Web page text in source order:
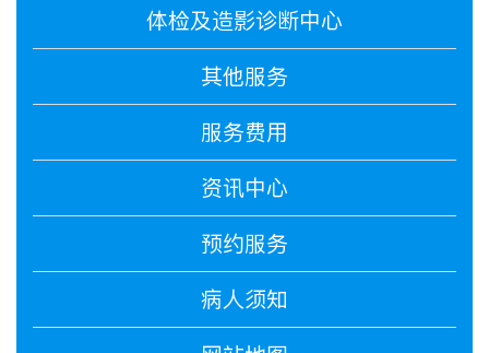
体检及造影诊断中心
其他服务
服务费用
资讯中心
预约服务
病人须知